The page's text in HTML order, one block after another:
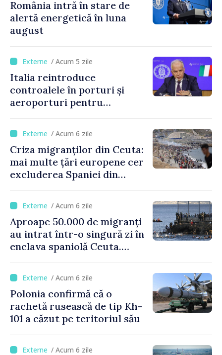
România intră în stare de
alertă energetică în luna
august
/ Acum 5 zile
Italia reintroduce
controalele în porturi și
aeroporturi pentru
crizei migranților din Ceuta
/ Acum 6 zile
Criza migranților din Ceuta:
mai multe țări europene cer
excluderea Spaniei din
/ Acum 6 zile
Aproape 50.000 de migranți
au intrat într-o singură zi în
enclava spaniolă Ceuta.
Schengen cu Spania
/ Acum 6 zile
Polonia confirmă că o
rachetă rusească de tip Kh-
101 a căzut pe teritoriul său
/ Acum 6 zile